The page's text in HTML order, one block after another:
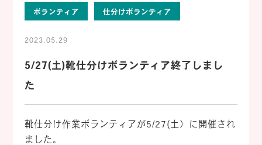
ボランティア 仕分けボランティア
2023.05.29
5/27(土)靴仕分けボランティア終了しまし
た
靴仕分け作業ボランティアが5/27(土）に開催され
ました。